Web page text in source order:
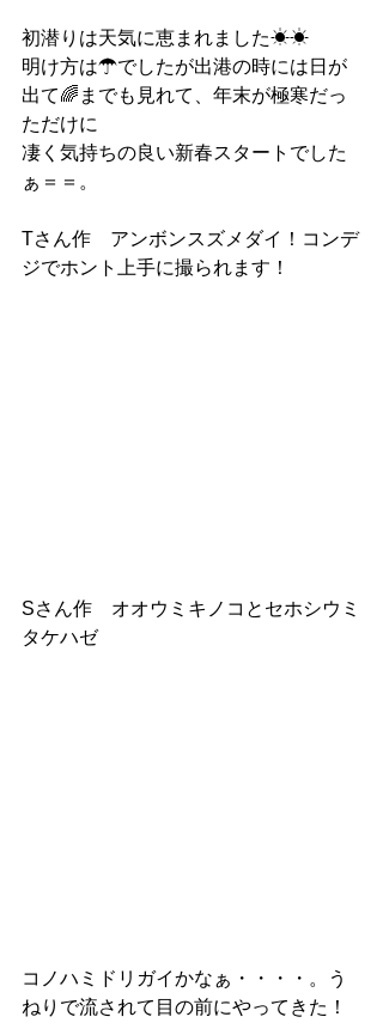
初潜りは天気に恵まれました☀☀
明け方は☂でしたが出港の時には日が
出て🌈までも見れて、年末が極寒だっ
ただけに
凄く気持ちの良い新春スタートでした
ぁ＝＝。
Tさん作　アンボンスズメダイ！コンデ
ジでホント上手に撮られます！
Sさん作　オオウミキノコとセホシウミ
タケハゼ
コノハミドリガイかなぁ・・・・。う
ねりで流されて目の前にやってきた！